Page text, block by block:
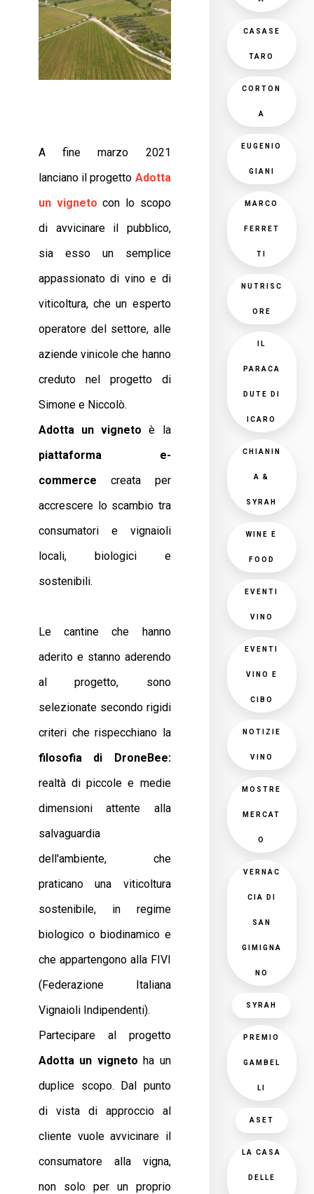
A fine marzo 2021
lanciano il progetto Adotta
un vigneto con lo scopo
di avvicinare il pubblico,
sia esso un semplice
appassionato di vino e di
viticoltura, che un esperto
operatore del settore, alle
aziende vinicole che hanno
creduto nel progetto di
Simone e Niccolò.
Adotta un vigneto è la
piattaforma e-
commerce creata per
accrescere lo scambio tra
consumatori e vignaioli
locali, biologici e
sostenibili.
Le cantine che hanno
aderito e stanno aderendo
al progetto, sono
selezionate secondo rigidi
criteri che rispecchiano la
filosofia di DroneBee:
realtà di piccole e medie
dimensioni attente alla
salvaguardia
dell'ambiente, che
praticano una viticoltura
sostenibile, in regime
biologico o biodinamico e
che appartengono alla FIVI
(Federazione Italiana
Vignaioli Indipendenti).
Partecipare al progetto
Adotta un vigneto ha un
duplice scopo. Dal punto
di vista di approccio al
cliente vuole avvicinare il
consumatore alla vigna,
non solo per un proprio
CASASE
TARO
CORTON
A
EUGENIO
GIANI
MARCO
FERRET
TI
NUTRISC
ORE
IL
PARACA
DUTE DI
ICARO
CHIANIN
A &
SYRAH
WINE E
FOOD
EVENTI
VINO
EVENTI
VINO E
CIBO
NOTIZIE
VINO
MOSTRE
MERCAT
O
VERNAC
CIA DI
SAN
GIMIGNA
NO
SYRAH
PREMIO
GAMBEL
LI
ASET
LA CASA
DELLE